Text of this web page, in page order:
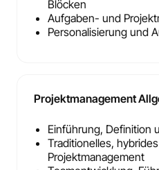
Blöcken
Aufgaben- und
Personalisierung und
Projektmanagement
Einführung, Definition
Traditionelles,
Projektmanagement